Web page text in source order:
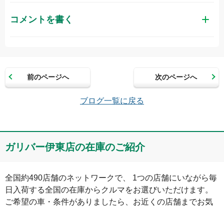
コメントを書く
メールアドレス（半角英数）
コメント
前のページへ 次のページへ
ブログ一覧に戻る
ガリバー伊東店の在庫のご紹介
全国約490店舗のネットワークで、 1つの店舗にいながら毎
日入荷する全国の在庫からクルマをお選びいただけます。
ご希望の車・条件がありましたら、お近くの店舗までお気